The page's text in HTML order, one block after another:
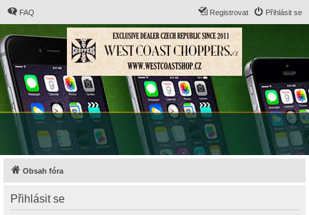
FAQ Přihlásit se
Registrovat
Obsah fóra
Přihlásit se